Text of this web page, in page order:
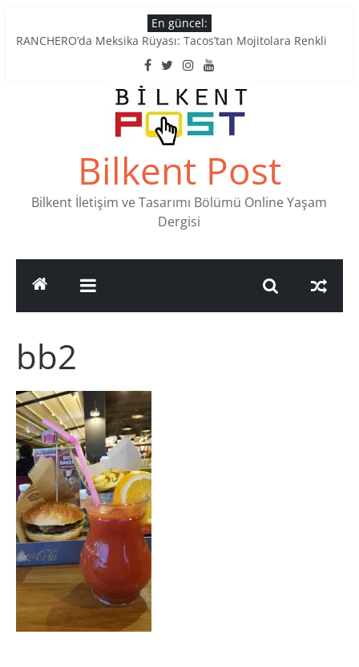
to
En güncel:
RANCHERO’da Meksika Rüyası: Tacos’tan Mojitolara Renkli
Ankara’nın Ruhunu Notalarda Yaşatan 4 Müzik Durağı
Pullardaki tarih: PTT Pul Müzesi
Stamp Collectors Unite: Places to Find Stamps in Ankara
Tatlı Konuşalım: Ankara’nın 4 Köklü Pastanesi
Bilkent Post
Bilkent İletişim ve Tasarımı Bölümü Online Yaşam
Dergisi
bb2